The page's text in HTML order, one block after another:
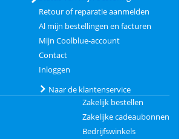
Retour of reparatie aanmelden
Al mijn bestellingen en facturen
Mijn Coolblue-account
Contact
Inloggen
Naar de klantenservice
Zakelijk bestellen
Zakelijke cadeaubonnen
Bedrijfswinkels